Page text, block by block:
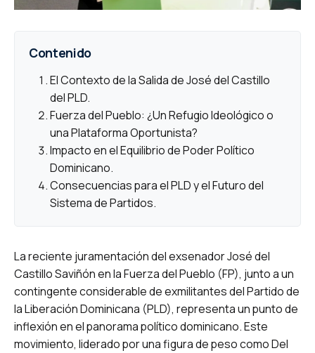
Contenido
El Contexto de la Salida de José del Castillo
del PLD.
Fuerza del Pueblo: ¿Un Refugio Ideológico o
una Plataforma Oportunista?
Impacto en el Equilibrio de Poder Político
Dominicano.
Consecuencias para el PLD y el Futuro del
Sistema de Partidos.
La reciente juramentación del exsenador José del
Castillo Saviñón en la Fuerza del Pueblo (FP), junto a un
contingente considerable de exmilitantes del Partido de
la Liberación Dominicana (PLD), representa un punto de
inflexión en el panorama político dominicano. Este
movimiento, liderado por una figura de peso como Del